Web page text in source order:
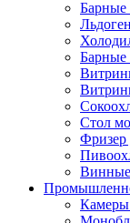
Барные
Стол
Фризер
Камеры